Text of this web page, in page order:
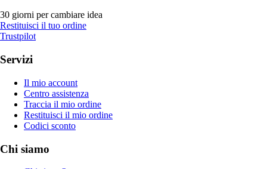
30 giorni per cambiare idea
Restituisci il tuo ordine
Trustpilot
Servizi
Il mio account
Centro assistenza
Traccia il mio ordine
Restituisci il mio ordine
Codici sconto
Chi siamo